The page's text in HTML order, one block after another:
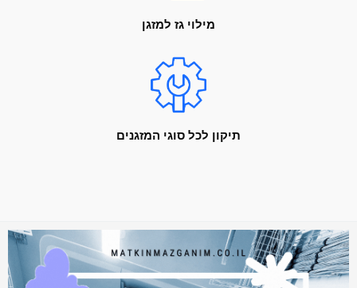
מילוי גז למזגן
תיקון לכל סוגי המזגנים